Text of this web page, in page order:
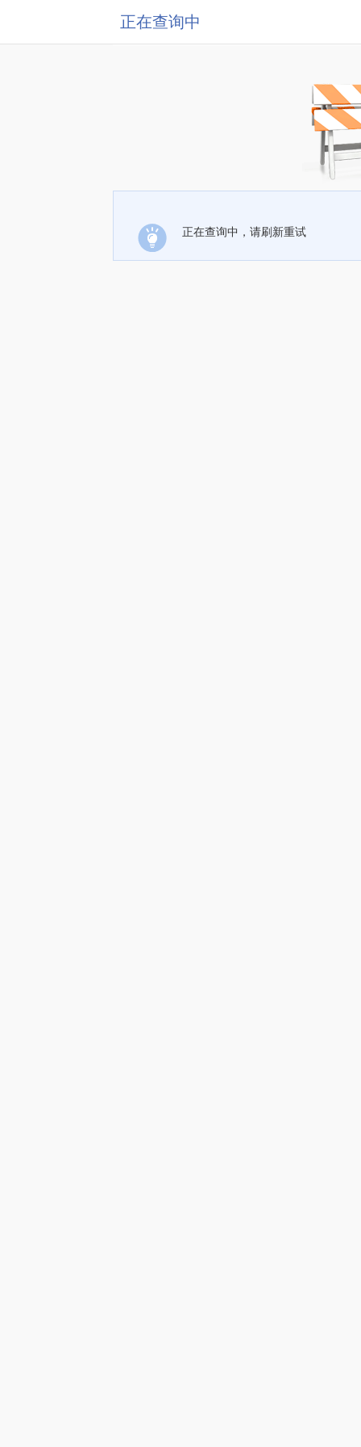
正在查询中
正在查询中，请刷新重试